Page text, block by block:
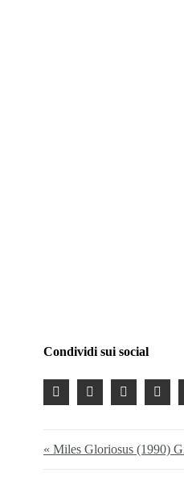
Condividi sui social
« Miles Gloriosus (1990)